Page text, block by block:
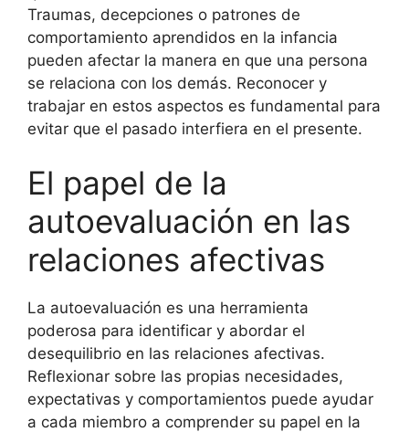
Traumas, decepciones o patrones de
comportamiento aprendidos en la infancia
pueden afectar la manera en que una persona
se relaciona con los demás. Reconocer y
trabajar en estos aspectos es fundamental para
evitar que el pasado interfiera en el presente.
El papel de la
autoevaluación en las
relaciones afectivas
La autoevaluación es una herramienta
poderosa para identificar y abordar el
desequilibrio en las relaciones afectivas.
Reflexionar sobre las propias necesidades,
expectativas y comportamientos puede ayudar
a cada miembro a comprender su papel en la